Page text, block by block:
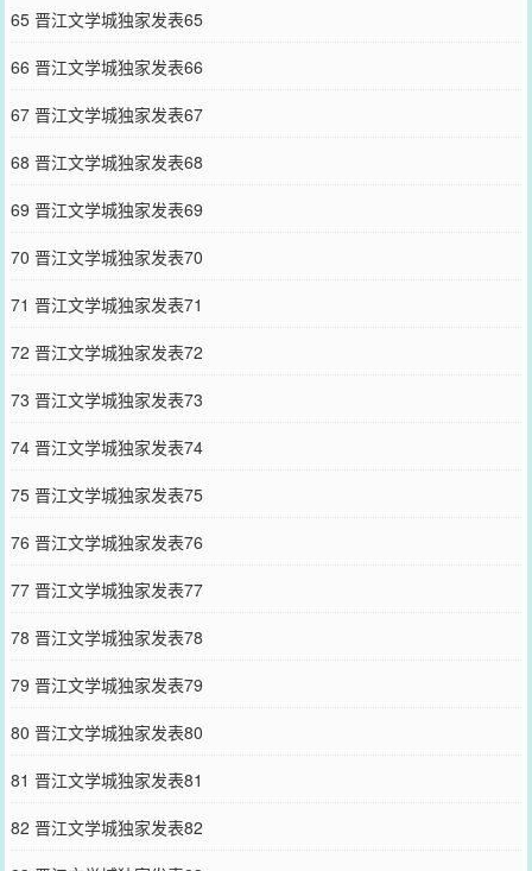
65 晋江文学城独家发表65
66 晋江文学城独家发表66
67 晋江文学城独家发表67
68 晋江文学城独家发表68
69 晋江文学城独家发表69
70 晋江文学城独家发表70
71 晋江文学城独家发表71
72 晋江文学城独家发表72
73 晋江文学城独家发表73
74 晋江文学城独家发表74
75 晋江文学城独家发表75
76 晋江文学城独家发表76
77 晋江文学城独家发表77
78 晋江文学城独家发表78
79 晋江文学城独家发表79
80 晋江文学城独家发表80
81 晋江文学城独家发表81
82 晋江文学城独家发表82